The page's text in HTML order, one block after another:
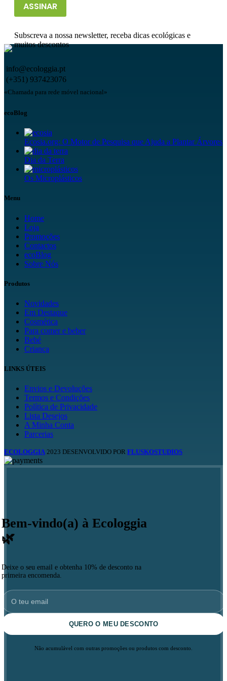
ASSINAR
Subscreva a nossa newsletter, receba dicas ecológicas e
muitos descontos
info@ecologgia.pt
(+351) 937423076
«Chamada para rede móvel nacional»
ecoBlog
Ecosia.org: O Motor de Pesquisa que Ajuda a Plantar Árvores
Dia da Terra
Os Microplásticos
Menu
Home
Loja
Promoções
Contactos
ecoBlog
Sobre Nós
Produtos
Novidades
Em Destaque
Cosmética
Para comer e beber
Bebé
Criança
LINKS ÚTEIS
Envios e Devoluções
Termos e Condições
Política de Privacidade
Lista Desejos
A Minha Conta
Parcerias
ECOLOGGIA 2023 DESENVOLVIDO POR FLUSKOSTUDIOS
Bem-vindo(a) à Ecologgia
🌿
Deixe o seu email e obtenha 10% de desconto na
primeira encomenda.
QUERO O MEU DESCONTO
Não acumulável com outras promoções ou produtos com desconto.